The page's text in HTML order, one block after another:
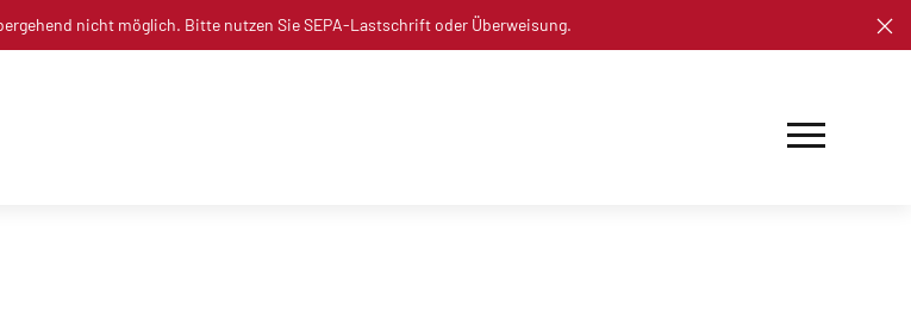
nicht möglich. Bitte nutzen Sie SEPA-Lastschrift oder Überweisung.